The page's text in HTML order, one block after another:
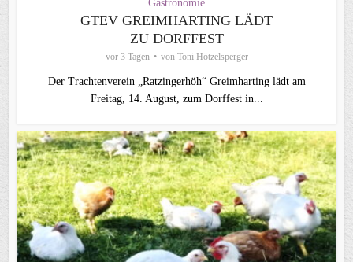
Gastronomie
GTEV GREIMHARTING LÄDT
ZU DORFFEST
vor 3 Tagen von Toni Hötzelsperger
Der Trachtenverein „Ratzingerhöh“ Greimharting lädt am
Freitag, 14. August, zum Dorffest in...